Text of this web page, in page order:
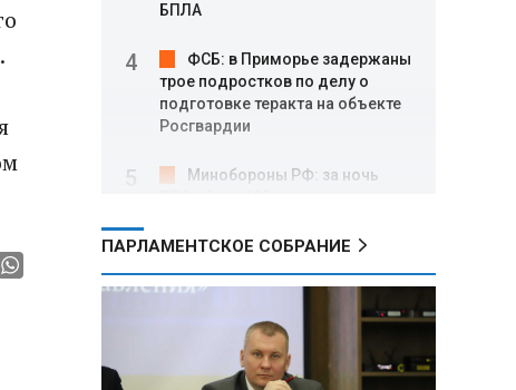
БПЛА
ФСБ: в Приморье задержаны
трое подростков по делу о
подготовке теракта на объекте
Росгвардии
Минобороны РФ: за ночь
акваторией Черного и Азовского
россиянам в Беларуси на
выборах в Госдуму 20 сентября
ПАРЛАМЕНТСКОЕ СОБРАНИЕ